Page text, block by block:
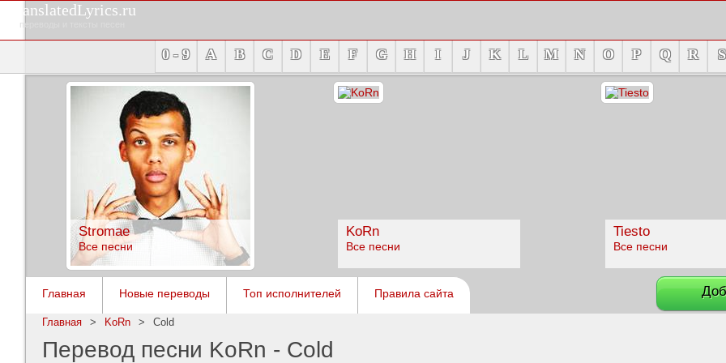
TranslatedLyrics.ru
переводы и тексты песен
0 - 9 A B C D E F G H I J K L M N O P Q R S
Stromae
Все песни
KoRn
Все песни
Tiesto
Все песни
Главная Новые переводы Топ исполнителей Правила сайта
Главная > KoRn > Cold
Перевод песни KoRn - Cold